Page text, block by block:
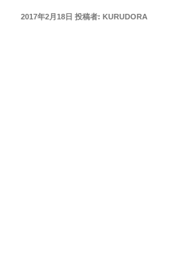
投
2017年2月18日 投稿者: KURUDORA